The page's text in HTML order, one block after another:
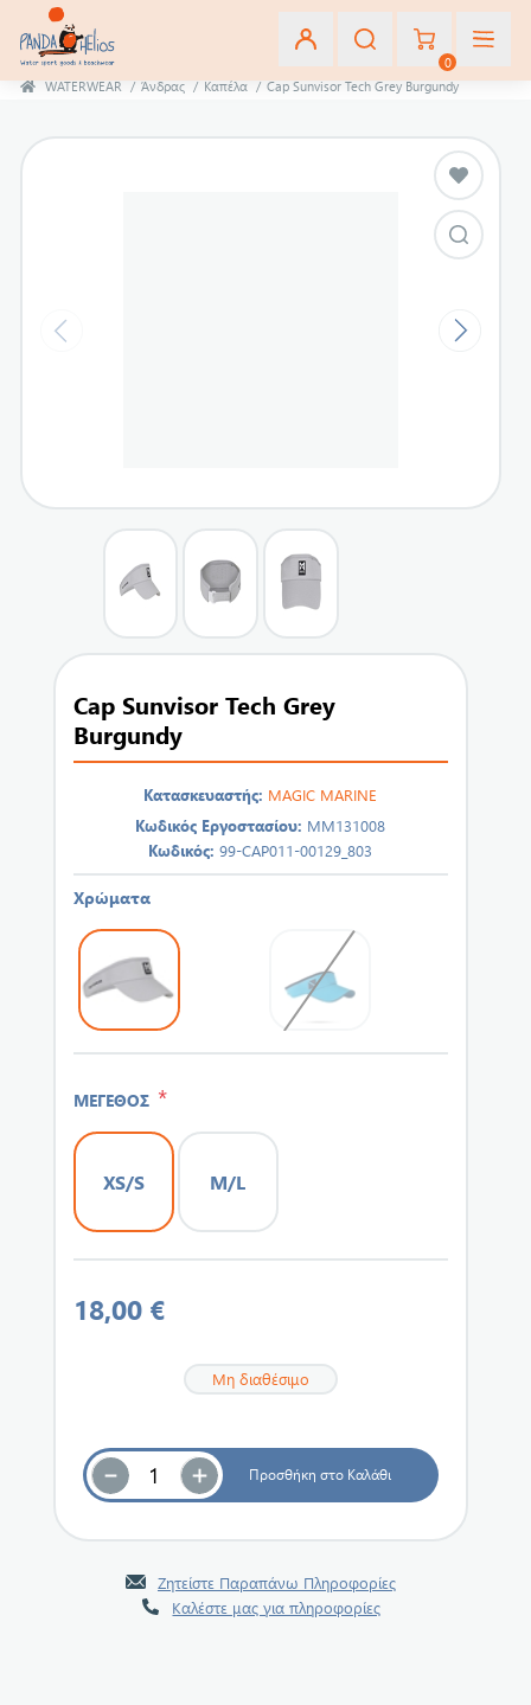
0
WATERWEAR / Άνδρας / Καπέλα / Cap Sunvisor Tech Grey Burgundy
Cap Sunvisor Tech Grey
Burgundy
Κατασκευαστής: MAGIC MARINE
Κωδικός Εργοστασίου: MM131008
Κωδικός: 99-CAP011-00129_803
Χρώματα
ΜΕΓΕΘΟΣ *
XS/S M/L
18,00 €
Μη διαθέσιμο
Ζητείστε Παραπάνω Πληροφορίες
Καλέστε μας για πληροφορίες